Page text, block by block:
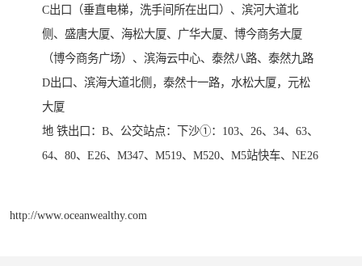
C出口（垂直电梯，洗手间所在出口）、滨河大道北
侧、盛唐大厦、海松大厦、广华大厦、博今商务大厦
（博今商务广场）、滨海云中心、泰然八路、泰然九路
D出口、滨海大道北侧，泰然十一路，水松大厦，元松
大厦
地 铁出口：B、公交站点：下沙①：103、26、34、63、
64、80、E26、M347、M519、M520、M5站快车、NE26
http://www.oceanwealthy.com